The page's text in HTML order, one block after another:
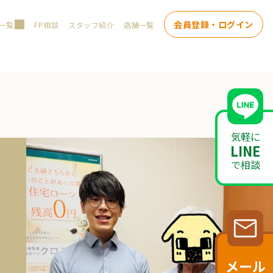
覧 FP相談 スタッフ紹介 店舗一覧 会員登録・ログイン
気軽に
LINE
で相談
メール